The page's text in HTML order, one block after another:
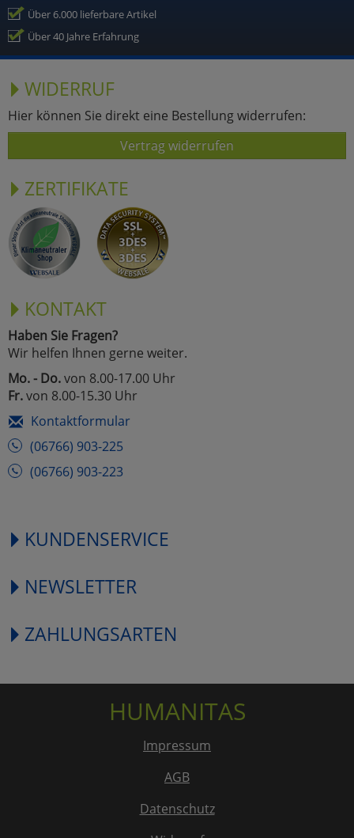
Über 6.000 lieferbare Artikel
Über 40 Jahre Erfahrung
WIDERRUF
Hier können Sie direkt eine Bestellung widerrufen:
Vertrag widerrufen
ZERTIFIKATE
KONTAKT
Haben Sie Fragen?
Wir helfen Ihnen gerne weiter.
Mo. - Do.von 8.00-17.00 Uhr
Fr.von 8.00-15.30 Uhr
Kontaktformular
(06766) 903-225
(06766) 903-223
KUNDENSERVICE
NEWSLETTER
ZAHLUNGSARTEN
HUMANITAS
Impressum
AGB
Datenschutz